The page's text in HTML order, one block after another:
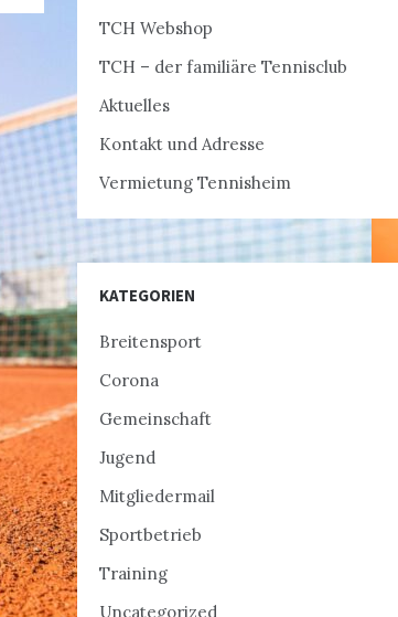
TCH Webshop
TCH – der familiäre Tennisclub
Aktuelles
Kontakt und Adresse
Vermietung Tennisheim
KATEGORIEN
Breitensport
Corona
Gemeinschaft
Jugend
Mitgliedermail
Sportbetrieb
Training
Uncategorized